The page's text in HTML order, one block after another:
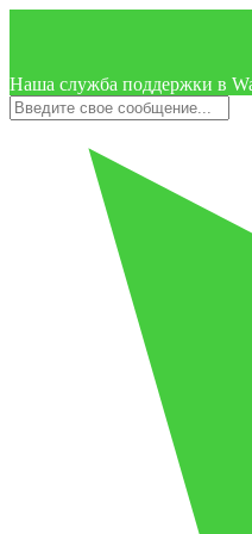
Наша служба поддержки в